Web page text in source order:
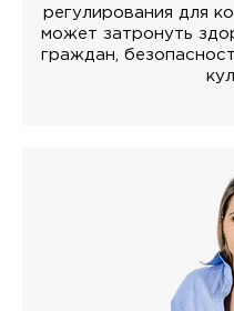
регулирования для
может затронуть
граждан,